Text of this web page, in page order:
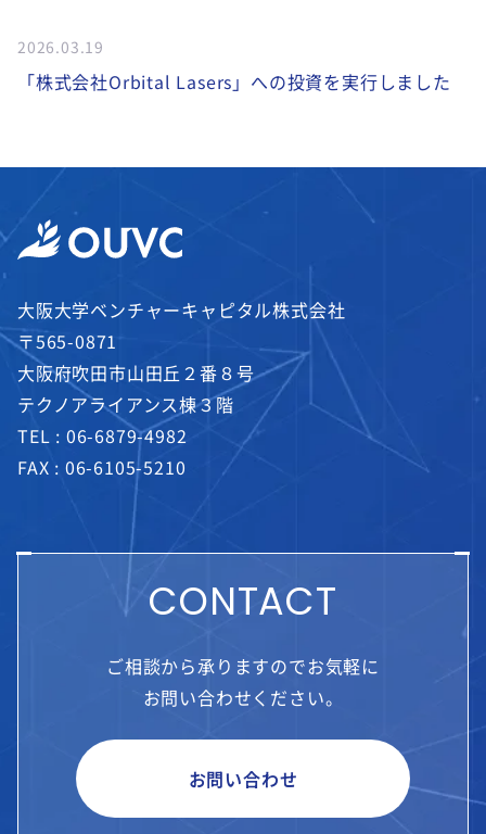
2026.03.19
「株式会社Orbital Lasers」への投資を実行しました
大阪大学ベンチャーキャピタル株式会社
〒565-0871
大阪府吹田市山田丘２番８号
テクノアライアンス棟３階
TEL : 06-6879-4982
FAX : 06-6105-5210
CONTACT
ご相談から承りますのでお気軽に
お問い合わせください。
お問い合わせ